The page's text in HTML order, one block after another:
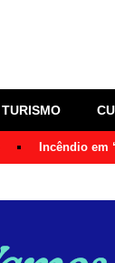
TURISMO
Incêndio em